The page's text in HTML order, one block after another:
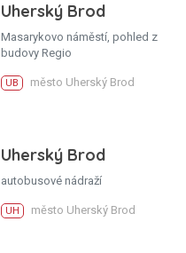
Uherský Brod
Masarykovo náměstí, pohled z
budovy Regio
UB město Uherský Brod
Uherský Brod
autobusové nádraží
UH město Uherský Brod